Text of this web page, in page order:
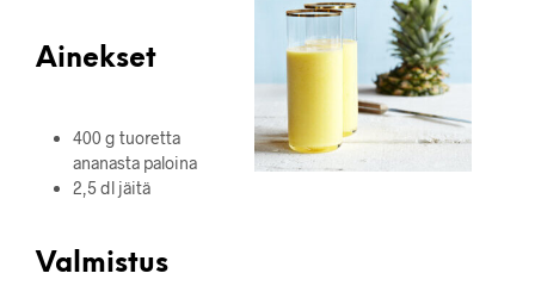
Ainekset
400 g tuoretta
ananasta paloina
2,5 dl jäitä
Valmistus